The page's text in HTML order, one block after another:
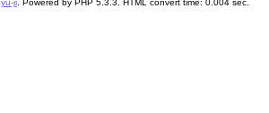
yu-ji. Powered by PHP 5.3.3. HTML convert time: 0.004 sec.